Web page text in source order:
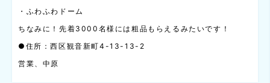
・ふわふわドーム
ちなみに！先着3000名様には粗品もらえるみたいです！
●住所：西区観音新町4-13-13-2
営業、中原